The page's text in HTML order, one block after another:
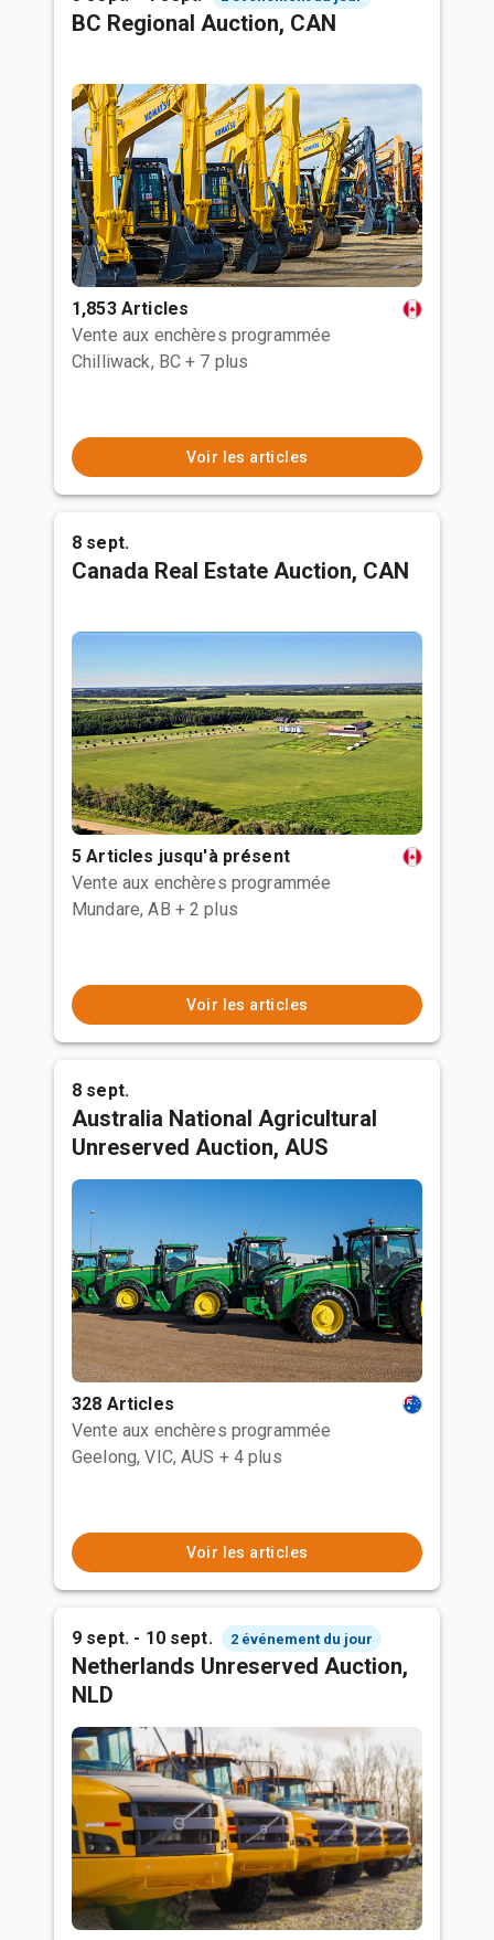
BC Regional Auction, CAN
1,853 Articles
Vente aux enchères programmée
Chilliwack, BC + 7 plus
Voir les articles
8 sept.
Canada Real Estate Auction, CAN
5 Articles jusqu'à présent
Vente aux enchères programmée
Mundare, AB + 2 plus
Voir les articles
8 sept.
Australia National Agricultural
Unreserved Auction, AUS
328 Articles
Vente aux enchères programmée
Geelong, VIC, AUS + 4 plus
Voir les articles
9 sept. - 10 sept. 2 événement du jour
Netherlands Unreserved Auction,
NLD